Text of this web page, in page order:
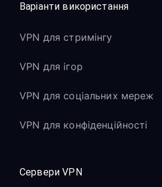
Варіанти використання
VPN для стримінгу
VPN для ігор
VPN для соціальних мереж
VPN для конфіденційності
Сервери VPN